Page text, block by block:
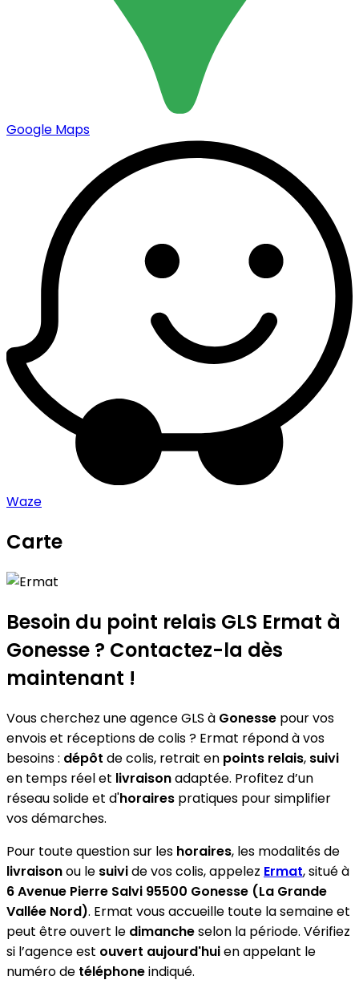
Google Maps
Waze
Carte
+
−
Besoin du point relais GLS Ermat à
Gonesse ? Contactez-la dès
maintenant !
Vous cherchez une agence GLS à Gonesse pour vos
envois et réceptions de colis ? Ermat répond à vos
besoins : dépôt de colis, retrait en points relais, suivi
en temps réel et livraisonadaptée. Profitez d’un
réseau solide et d'horaires pratiques pour simplifier
vos démarches.
Pour toute question sur les horaires, les modalités de
livraisonou le suivide vos colis, appelez Ermat, situé à
6 Avenue Pierre Salvi 95500 Gonesse (La Grande
Vallée Nord). Ermat vous accueille toute la semaine et
peut être ouvert le dimancheselon la période. Vérifiez
si l’agence est ouvert aujourd'huien appelant le
numéro de téléphoneindiqué.